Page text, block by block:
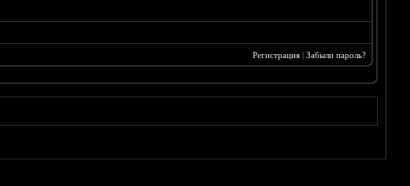
Регистрация| Забыли пароль?